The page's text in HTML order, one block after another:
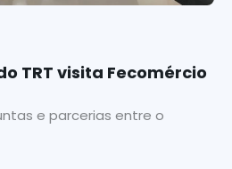
TRT visita Fecomércio
e parcerias entre o